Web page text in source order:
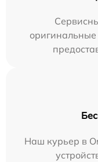
оригинальные
Наш курьер в